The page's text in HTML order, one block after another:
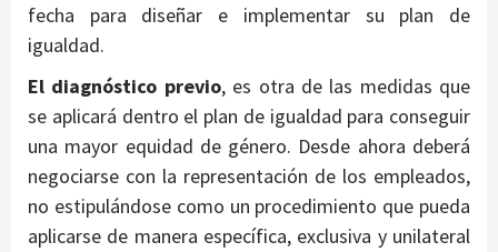
fecha para diseñar e implementar su plan de
igualdad.
El diagnóstico previo, es otra de las medidas que
se aplicará dentro el plan de igualdad para conseguir
una mayor equidad de género. Desde ahora deberá
negociarse con la representación de los empleados,
no estipulándose como un procedimiento que pueda
aplicarse de manera específica, exclusiva y unilateral